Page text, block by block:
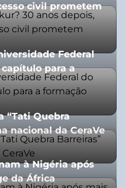
civil prometem
Federal
para a
“Tati Quebra
nacional da CeraVe
à Nigéria após
da África